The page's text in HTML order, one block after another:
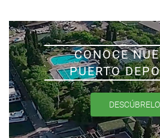
CONOCE
PUERTO
DESCÚBRELO